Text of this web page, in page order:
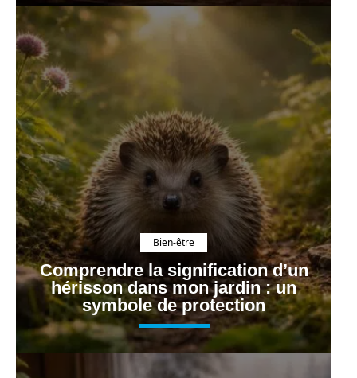
Bien-être
Comprendre la signification d’un
hérisson dans mon jardin : un
symbole de protection